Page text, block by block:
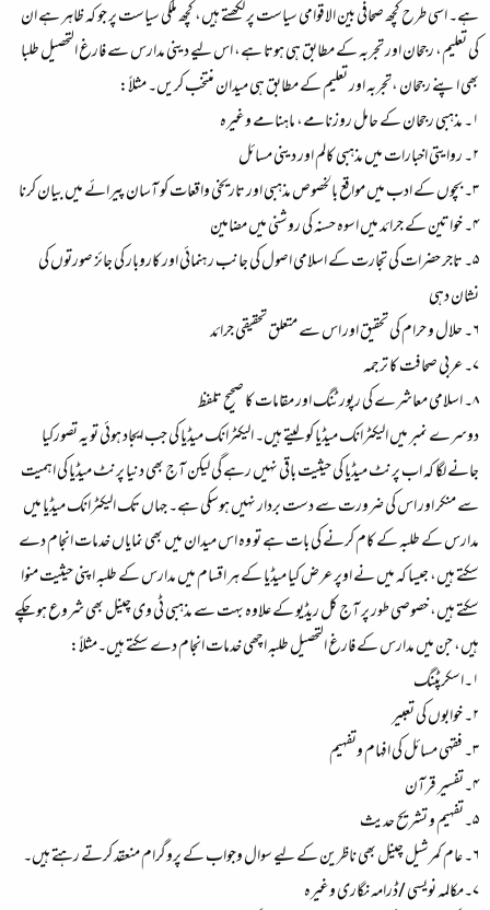
ہے۔ اسی طرح کچھ صحافی بین الاقوامی سیاست پر لکھتے ہیں، کچھ ملکی سیاست پر جو کہ ظاہر ہے ان
کی تعلیم، رجحان اور تجربہ کے مطابق ہی ہوتا ہے، اس لیے دینی مدارس سے فارغ التحصیل طلبا
بھی اپنے رجحان ،تجربہ اور تعلیم کے مطابق ہی میدان منتخب کریں۔ مثلاً:
۱۔ مذہبی رجحان کے حامل روزنامے، ماہنامے وغیرہ
۲۔ روایتی اخبارات میں مذہبی کالم اور دینی مسائل
۳۔ بچوں کے ادب میں مواقع بالخصوص مذہبی اور تاریخی واقعات کو آسان پیرائے میں بیان کرنا
۴۔ خواتین کے جرائد میں اسوہ حسنہ کی روشنی میں مضامین
۵۔ تاجر حضرات کی تجارت کے اسلامی اصول کی جانب رہنمائی اور کاروبار کی جائز صورتوں کی
نشان دہی
۶۔ حلال و حرام کی تحقیق اور اس سے متعلق تحقیقی جرائد
۷۔ عربی صحافت کا ترجمہ
۸۔ اسلامی معاشرے کی رپورٹنگ اور مقامات کا صحیح تلفظ
دوسرے نمبر میں الیکٹرانک میڈیا کو لیتے ہیں۔ الیکٹرانک میڈیا کی جب ایجاد ہوئی تو یہ تصورکیا
جانے لگا کہ اب پرنٹ میڈیا کی حیثیت باقی نہیں رہے گی لیکن آج بھی دنیا پرنٹ میڈیا کی اہمیت
سے منکر اور اس کی ضرورت سے دست بردار نہیں ہوسکی ہے۔ جہاں تک الیکٹرانک میڈیا میں
مدارس کے طلبہ کے کام کرنے کی بات ہے تو وہ اس میدان میں بھی نمایاں خدمات انجام دے
سکتے ہیں، جیسا کہ میں نے اوپر عرض کیا میڈیا کے ہر اقسام میں مدارس کے طلبہ اپنی حیثیت منوا
سکتے ہیں، خصوصی طور پر آج کل ریڈیو کے علاوہ بہت سے مذہبی ٹی وی چینل بھی شروع ہو چکے
ہیں، جن میں مدارس کے فارغ التحصیل طلبہ اچھی خدمات انجام دے سکتے ہیں۔مثلاً:
۱۔اسکرپٹنگ
۲۔ خوابوں کی تعبیر
۳۔ فقہی مسائل کی افہام وتفہیم
۴۔تفسیر قرآن
۵۔تفہیم و تشریح حدیث
۶۔ عام کمرشیل چینل بھی ناظرین کے لیے سوال وجواب کے پروگرام منعقد کرتے رہتے ہیں۔
۷۔مکالمہ نویسی /ڈرامہ نگاری وغیرہ